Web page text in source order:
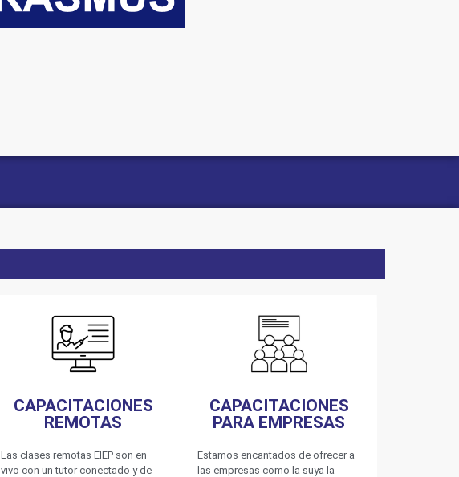
CAPACITACIONES
REMOTAS
Las clases remotas EIEP son en
vivo con un tutor conectado y de
CAPACITACIONES
PARA EMPRESAS
Estamos encantados de ofrecer a
las empresas como la suya la